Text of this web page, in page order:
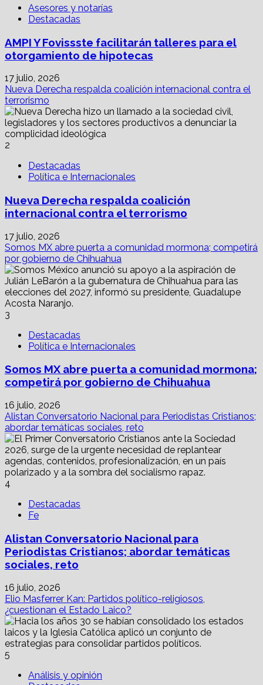
Asesores y notarías
Destacadas
AMPI Y Fovissste facilitarán talleres para el
otorgamiento de hipotecas
17 julio, 2026
Nueva Derecha respalda coalición internacional contra el
terrorismo
2
Destacadas
Política e Internacionales
Nueva Derecha respalda coalición
internacional contra el terrorismo
17 julio, 2026
Somos MX abre puerta a comunidad mormona; competirá
por gobierno de Chihuahua
3
Destacadas
Política e Internacionales
Somos MX abre puerta a comunidad mormona;
competirá por gobierno de Chihuahua
16 julio, 2026
Alistan Conversatorio Nacional para Periodistas Cristianos;
abordar temáticas sociales, reto
4
Destacadas
Fe
Alistan Conversatorio Nacional para
Periodistas Cristianos; abordar temáticas
sociales, reto
16 julio, 2026
Elio Masferrer Kan: Partidos político-religiosos,
¿cuestionan el Estado Laico?
5
Análisis y opinión